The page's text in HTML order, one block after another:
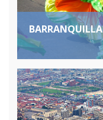
BARRANQUILLA